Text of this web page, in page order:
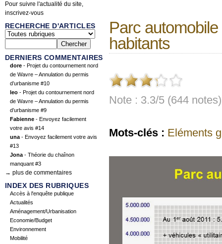
Pour suivre l'actualité du site,
inscrivez-vous
RECHERCHE D'ARTICLES
DERNIERS COMMENTAIRES
dore - Projet du contournement nord
de Wavre – Annulation du permis
d’urbanisme #10
leo - Projet du contournement nord
de Wavre – Annulation du permis
d’urbanisme #9
Fabienne - Envoyez facilement
votre avis #14
una - Envoyez facilement votre avis
#13
Jona - Théorie du chaînon
manquant #3
→ plus de commentaires
INDEX DES RUBRIQUES
Accès à l'enquête publique
Actualités
Aménagement/Urbanisation
Economie/Budget
Environnement
Mobilité
Parc
habitants
Note : 3.3/5 (644 notes)
Mots-clés : Eléments